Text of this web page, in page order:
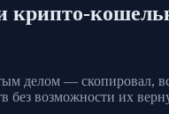
крипто-
делом — скопировал,
без возможности их